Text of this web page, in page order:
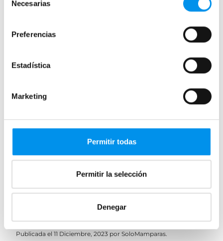
Necesarias
Preferencias
Estadística
Marketing
Permitir todas
Permitir la selección
Denegar
También puede interesarte
Qué plato de ducha elegir para tu
baño: una guía completa
Publicada el 11 Diciembre, 2023 por SoloMamparas.